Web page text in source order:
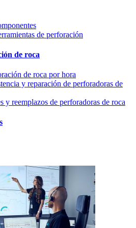
de perforación
de roca
de roca por hora
y reparación de perforadoras de
y reemplazos de perforadoras de roca